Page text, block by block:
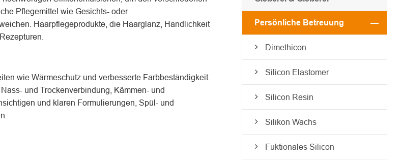
Pflegemittel wie Gesichts- oder
Haarpflegeprodukte, die Haarglanz, Handlichkeit
wie Wärmeschutz und verbesserte Farbbeständigkeit
und Trockenverbindung, Kämmen- und
und klaren Formulierungen, Spül- und
Persönliche Betreuung
Dimethicon
Silicon Elastomer
Silicon Resin
Silikon Wachs
Fuktionales Silicon